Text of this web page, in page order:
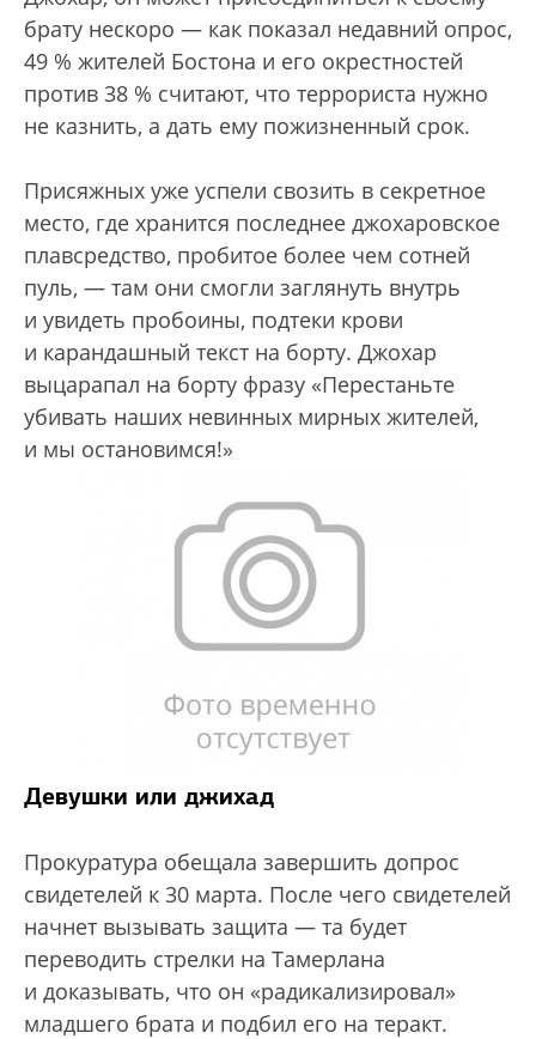
брату нескоро — как показал недавний опрос,
49 % жителей Бостона и его окрестностей
против 38 % считают, что террориста нужно
не казнить, а дать ему пожизненный срок.
Присяжных уже успели свозить в секретное
место, где хранится последнее джохаровское
плавсредство, пробитое более чем сотней
пуль, — там они смогли заглянуть внутрь
и увидеть пробоины, подтеки крови
и карандашный текст на борту. Джохар
выцарапал на борту фразу «Перестаньте
убивать наших невинных мирных жителей,
и мы остановимся!»
Девушки или джихад
Прокуратура обещала завершить допрос
свидетелей к 30 марта. После чего свидетелей
начнет вызывать защита — та будет
переводить стрелки на Тамерлана
и доказывать, что он «радикализировал»
младшего брата и подбил его на теракт.